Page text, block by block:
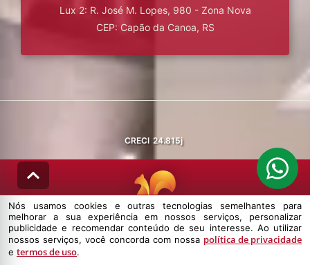
Lux 2: R. José M. Lopes, 980 - Zona Nova
CEP: Capão da Canoa, RS
CRECI 24.815j
© DESENVOLVIDO PELAAGIL.NET
Nós usamos cookies e outras tecnologias semelhantes para melhorar a
sua experiência em nossos serviços, personalizar publicidade e
Nós usamos cookies e outras tecnologias semelhantes para
melhorar a sua experiência em nossos serviços, personalizar
publicidade e recomendar conteúdo de seu interesse. Ao utilizar
nossos serviços, você concorda com nossa política de privacidade
e termos de uso.